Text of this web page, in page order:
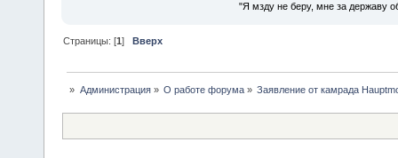
"Я мзду не беру, мне за державу
Страницы: [1]Вверх
» Администрация» О работе форума» Заявление от камрада